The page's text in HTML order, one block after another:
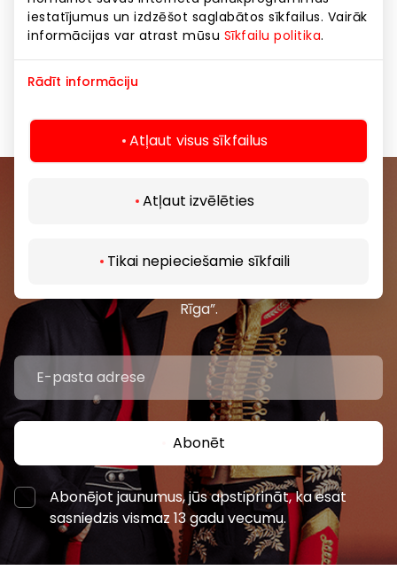
iestatījumus un izdzēšot saglabātos sīkfailus. Vairāk
informācijas var atrast mūsu Sīkfailu politika.
Rādīt informāciju
Atļaut visus sīkfailus
Atļaut izvēlēties
Tikai nepieciešamie sīkfaili
Pastāvīgajiem klientiem darbojas atlaižu sistēma un
dāvanas par pirkumiem.
Dāvanas, aksesuāri
Pievienojieties mūsu kopienai
pasākumiem un jaunāko informāciju iepirkšanās un
Rīga”.
Abonēt
Abonējot jaunumus, jūs apstiprināt, ka esat
sasniedzis vismaz 13 gadu vecumu.